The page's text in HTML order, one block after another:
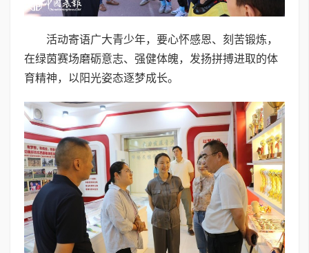
活动寄语广大青少年，要心怀感恩、刻苦锻炼，
在绿茵赛场磨砺意志、强健体魄，发扬拼搏进取的体
育精神，以阳光姿态逐梦成长。